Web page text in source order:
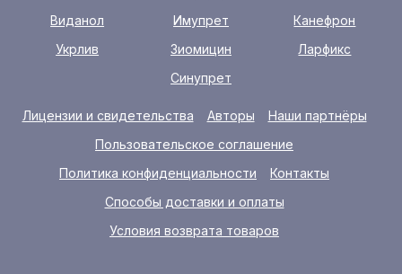
Виданол
Имупрет
Канефрон
Укрлив
Зиомицин
Ларфикс
Синупрет
Лицензии и свидетельства Авторы
Наши партнёры
Пользовательское соглашение
Политика конфиденциальности
Контакты
Способы доставки и оплаты
Условия возврата товаров